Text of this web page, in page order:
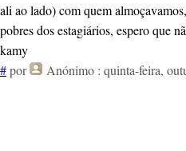
ali ao lado) com quem
pobres dos estagiários, espero que
kamy
#por Anónimo : quinta-feira,